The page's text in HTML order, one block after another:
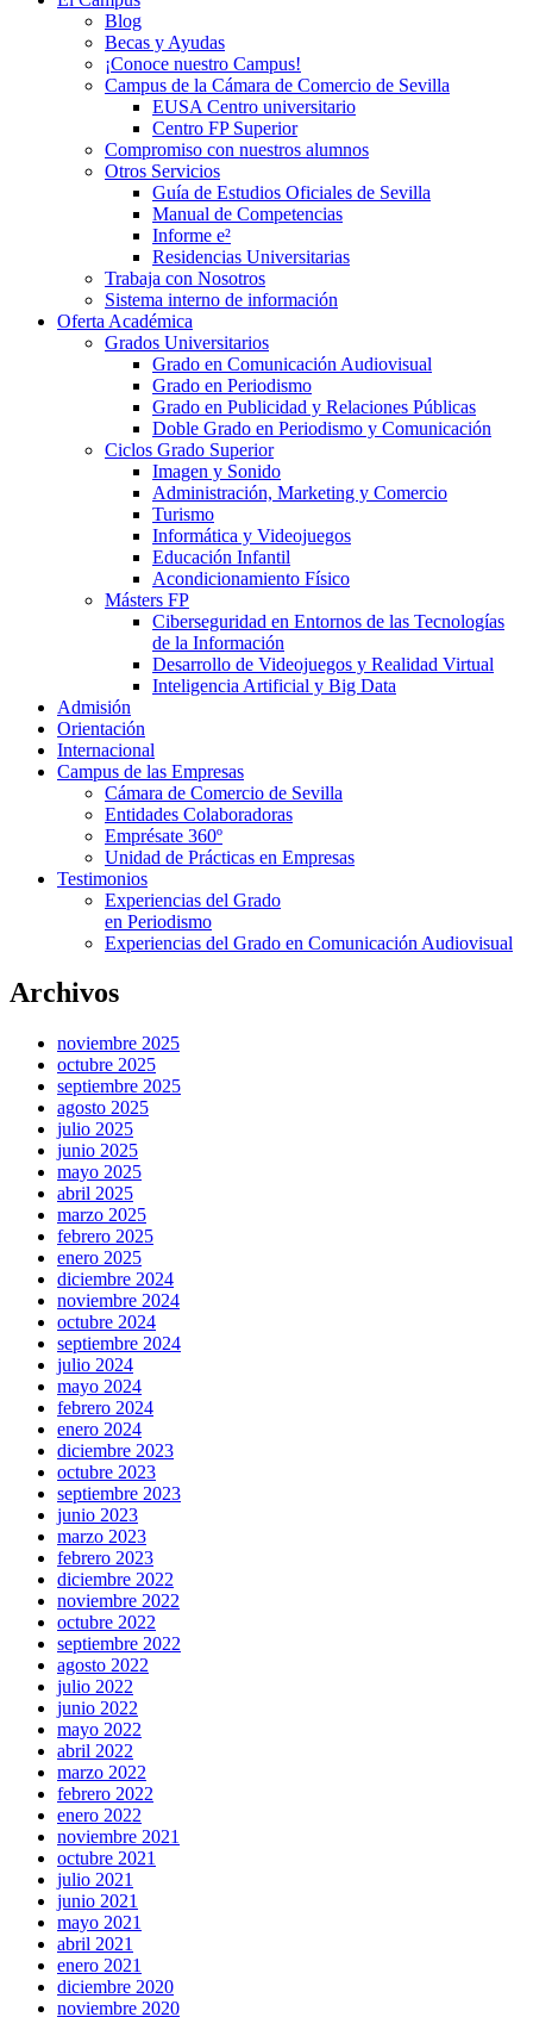
Blog
Becas y Ayudas
¡Conoce nuestro Campus!
Campus de la Cámara de Comercio de Sevilla
EUSA Centro universitario
Centro FP Superior
Compromiso con nuestros alumnos
Otros Servicios
Guía de Estudios Oficiales de Sevilla
Manual de Competencias
Informe e²
Residencias Universitarias
Trabaja con Nosotros
Sistema interno de información
Oferta Académica
Grados Universitarios
Grado en Comunicación Audiovisual
Grado en Periodismo
Grado en Publicidad y Relaciones Públicas
Doble Grado en Periodismo y Comunicación
Ciclos Grado Superior
Imagen y Sonido
Administración, Marketing y Comercio
Turismo
Informática y Videojuegos
Educación Infantil
Acondicionamiento Físico
Másters FP
Ciberseguridad en Entornos de las Tecnologías
de la Información
Desarrollo de Videojuegos y Realidad Virtual
Inteligencia Artificial y Big Data
Admisión
Orientación
Internacional
Campus de las Empresas
Cámara de Comercio de Sevilla
Entidades Colaboradoras
Emprésate 360º
Unidad de Prácticas en Empresas
Testimonios
Experiencias del Grado
en Periodismo
Experiencias del Grado en Comunicación Audiovisual
Archivos
noviembre 2025
octubre 2025
septiembre 2025
agosto 2025
julio 2025
junio 2025
mayo 2025
abril 2025
marzo 2025
febrero 2025
enero 2025
diciembre 2024
noviembre 2024
octubre 2024
septiembre 2024
julio 2024
mayo 2024
febrero 2024
enero 2024
diciembre 2023
octubre 2023
septiembre 2023
junio 2023
marzo 2023
febrero 2023
diciembre 2022
noviembre 2022
octubre 2022
septiembre 2022
agosto 2022
julio 2022
junio 2022
mayo 2022
abril 2022
marzo 2022
febrero 2022
enero 2022
noviembre 2021
octubre 2021
julio 2021
junio 2021
mayo 2021
abril 2021
enero 2021
diciembre 2020
noviembre 2020